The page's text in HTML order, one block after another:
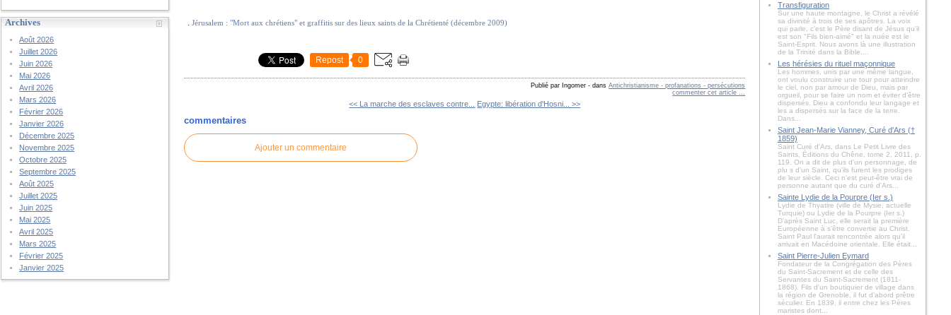
Archives
Août 2026
Juillet 2026
Juin 2026
Mai 2026
Avril 2026
Mars 2026
Février 2026
Janvier 2026
Décembre 2025
Novembre 2025
Octobre 2025
Septembre 2025
Août 2025
Juillet 2025
Juin 2025
Mai 2025
Avril 2025
Mars 2025
Février 2025
Janvier 2025
.Jérusalem : "Mort aux chrétiens" et graffitis sur des lieux saints de la Chrétienté (décembre 2009)
Repost 0
Publié par Ingomer - dansAntichristianisme - profanations - persécutions
commenter cet article
<< La marche des esclaves contre... Egypte: libération d'Hosni... >>
commentaires
Ajouter un commentaire
Transfiguration
Sur une haute montagne, le Christ a révélé
sa divinité à trois de ses apôtres. La voix
qui parle, c'est le Père disant de Jésus qu'il
est son "Fils bien-aimé" et la nuée est le
Saint-Esprit. Nous avons là une illustration
de la Trinité dans la Bible....
Les hérésies du rituel maçonnique
Les hommes, unis par une même langue,
ont voulu construire une tour pour atteindre
le ciel, non par amour de Dieu, mais par
orgueil, pour se faire un nom et éviter d’être
dispersés. Dieu a confondu leur langage et
les a dispersés sur la face de la terre.
Dans...
Saint Jean-Marie Vianney, Curé d'Ars (†
1859)
Saint Curé d'Ars, dans Le Petit Livre des
Saints, Éditions du Chêne, tome 2, 2011, p.
119. On a dit de plus d'un personnage, de
plu s d'un Saint, qu'ils furent les prodiges
de leur siècle. Ceci n'est peut-être vrai de
personne autant que du curé d'Ars...
Sainte Lydie de la Pourpre (Ier s.)
Lydie de Thyatire (ville de Mysie, actuelle
Turquie) ou Lydie de la Pourpre (Ier s.)
D'après Saint Luc, elle serait la première
Européenne à s'être convertie au Christ.
Saint Paul l'aurait rencontrée alors qu'il
arrivait en Macédoine orientale. Elle était...
Saint Pierre-Julien Eymard
Fondateur de la Congrégation des Pères
du Saint-Sacrement et de celle des
Servantes du Saint-Sacrement (1811-
1868). Fils d'un boutiquier de village dans
la région de Grenoble, il fut d'abord prêtre
séculier. En 1839, il entre chez les Pères
maristes dont...